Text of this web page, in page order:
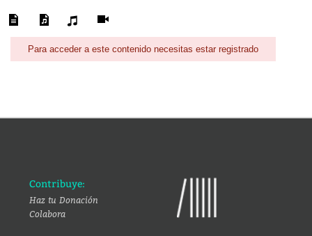
Para acceder a este contenido necesitas estar registrado
Contribuye:
Haz tu Donación
Colabora